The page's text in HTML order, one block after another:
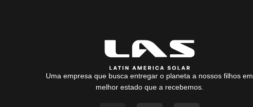
Uma empresa que busca entregar o planeta a nossos filhos em
melhor estado que a recebemos.